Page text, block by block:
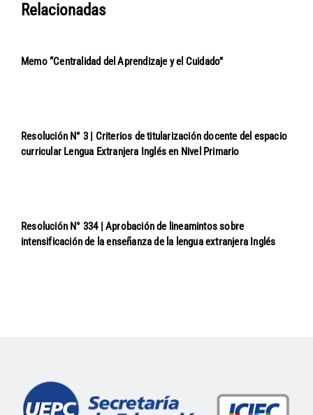
Relacionadas
Memo “Centralidad del Aprendizaje y el Cuidado”
Resolución N° 3 | Criterios de titularización docente del espacio
curricular Lengua Extranjera Inglés en Nivel Primario
Resolución N° 334 | Aprobación de lineamintos sobre
intensificación de la enseñanza de la lengua extranjera Inglés
entradas